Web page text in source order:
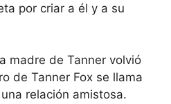
por criar a él y a su
madre de Tanner volvió
de Tanner Fox se llama
relación amistosa.